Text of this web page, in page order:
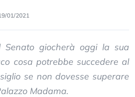
01/2021
Senato giocherà oggi la sua
cosa potrebbe succedere al
se non dovesse superare
Madama.